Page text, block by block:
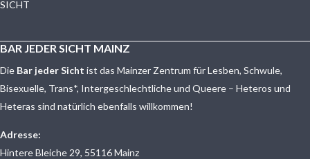
BAR JEDER SICHT MAINZ
Die Bar jeder Sicht ist das Mainzer Zentrum für Lesben, Schwule,
Bisexuelle, Trans*, Intergeschlechtliche und Queere – Heteros und
Heteras sind natürlich ebenfalls willkommen!
Adresse:
Hintere Bleiche 29, 55116 Mainz